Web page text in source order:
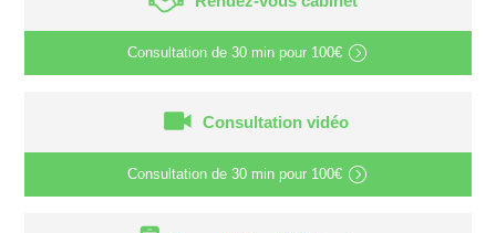
Consultation de 30 min pour 100€
Consultation vidéo
Consultation de 30 min pour 100€